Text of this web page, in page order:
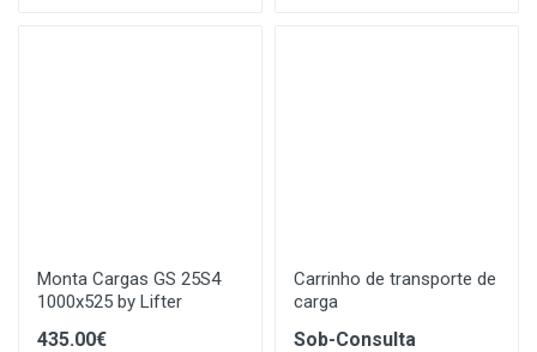
Monta Cargas GS 25S4
1000x525 by Lifter
435.00€
Carrinho de transporte de
carga
Sob-Consulta